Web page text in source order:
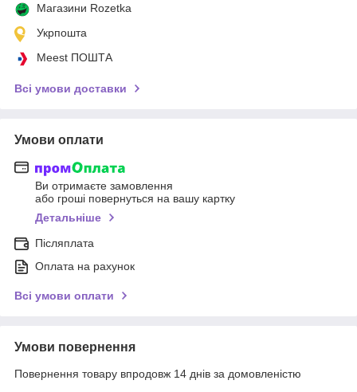
Магазини Rozetka
Укрпошта
Meest ПОШТА
Всі умови доставки
Умови оплати
Ви отримаєте замовлення
або гроші повернуться на вашу картку
Детальніше
Післяплата
Оплата на рахунок
Всі умови оплати
Умови повернення
Повернення товару впродовж 14 днів за домовленістю